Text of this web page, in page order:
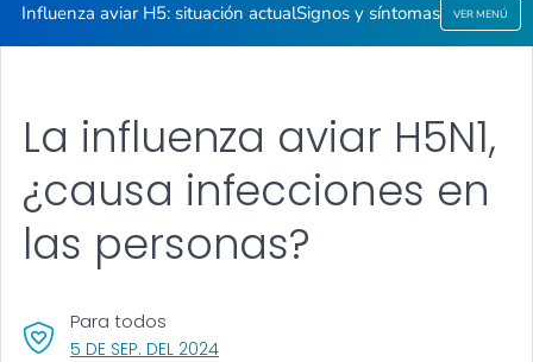
Influenza aviar H5: situación actualSignos y síntomas VER MENÚ
La influenza aviar H5N1,
¿causa infecciones en
las personas?
5 DE SEP. DEL 2024, VISIT LINK FOR DETAILS.
Para todos